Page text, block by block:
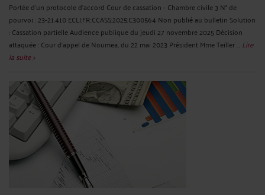
Portée d'un protocole d'accord Cour de cassation - Chambre civile 3 N° de
pourvoi : 23-21.410 ECLI:FR:CCASS:2025:C300564 Non publié au bulletin Solution
: Cassation partielle Audience publique du jeudi 27 novembre 2025 Décision
attaquée : Cour d'appel de Noumea, du 22 mai 2023 Président Mme Teiller ... Lire
la suite >